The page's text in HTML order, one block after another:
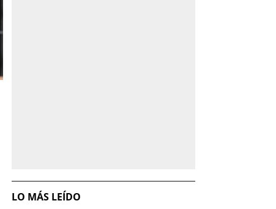
LO MÁS LEÍDO